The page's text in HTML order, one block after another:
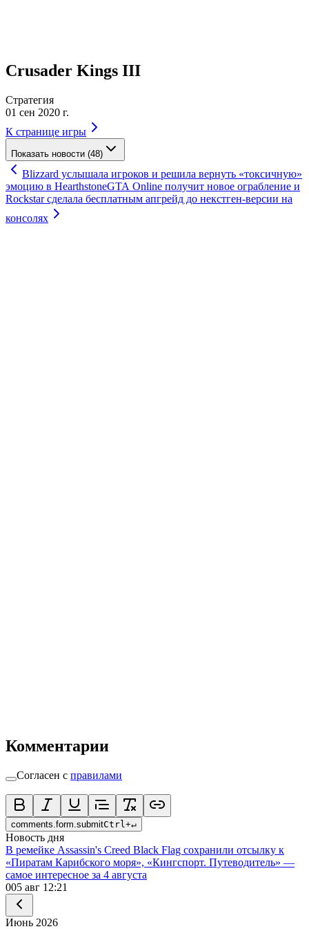
Crusader Kings III
Стратегия
01 сен 2020 г.
К странице игры
Показать новости (48)
Blizzard услышала игроков и решила вернуть «токсичную»
эмоцию в HearthstoneGTA Online получит новое ограбление и
Rockstar сделала бесплатным апгрейд до некстген-версии на
консолях
Комментарии
Согласен с правилами
comments.form.submitCtrl+↵
Новость дня
В ремейке Assassin's Creed Black Flag сохранили отсылку к
«Пиратам Карибского моря», «Кингспорт. Путеводитель» —
самое интересное за 4 августа
005 авг 12:21
Июнь 2026